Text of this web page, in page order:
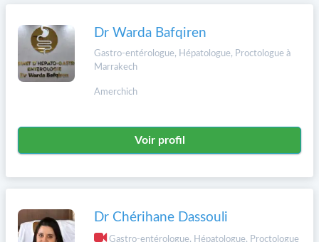
Dr Warda Bafqiren
Gastro-entérologue, Hépatologue, Proctologue à
Marrakech
Amerchich
Voir profil
Dr Chérihane Dassouli
Gastro-entérologue, Hépatologue, Proctologue